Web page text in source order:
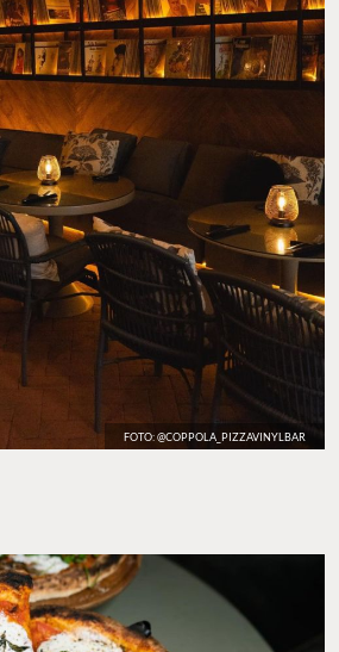
FOTO: @COPPOLA_PIZZAVINYLBAR